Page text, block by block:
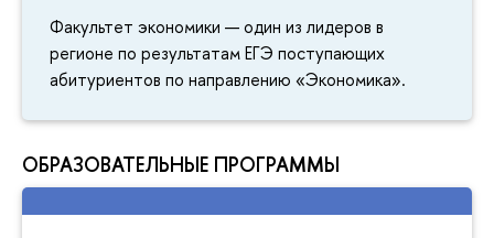
Факультет экономики — один из лидеров в
регионе по результатам ЕГЭ поступающих
абитуриентов по направлению «Экономика».
ОБРАЗОВАТЕЛЬНЫЕ ПРОГРАММЫ